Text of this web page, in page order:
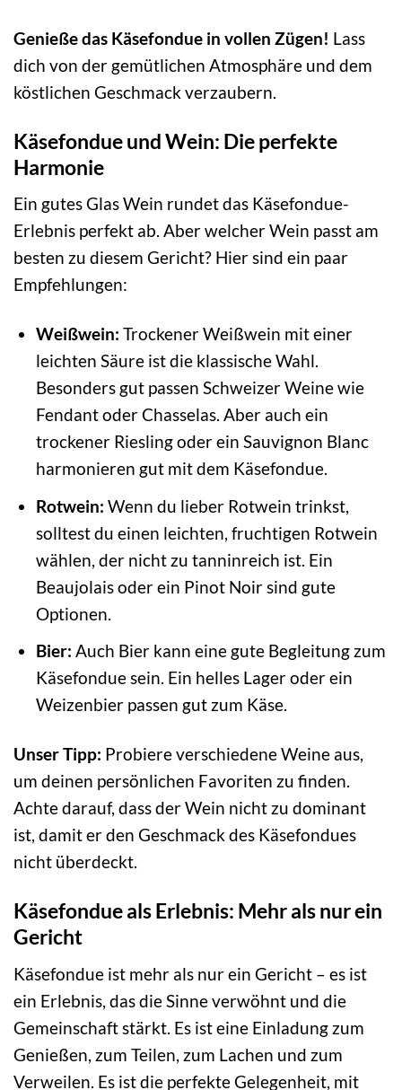
Genieße das Käsefondue in vollen Zügen! Lass
dich von der gemütlichen Atmosphäre und dem
köstlichen Geschmack verzaubern.
Käsefondue und Wein: Die perfekte
Harmonie
Ein gutes Glas Wein rundet das Käsefondue-
Erlebnis perfekt ab. Aber welcher Wein passt am
besten zu diesem Gericht? Hier sind ein paar
Empfehlungen:
Weißwein: Trockener Weißwein mit einer
leichten Säure ist die klassische Wahl.
Besonders gut passen Schweizer Weine wie
Fendant oder Chasselas. Aber auch ein
trockener Riesling oder ein Sauvignon Blanc
harmonieren gut mit dem Käsefondue.
Rotwein: Wenn du lieber Rotwein trinkst,
solltest du einen leichten, fruchtigen Rotwein
wählen, der nicht zu tanninreich ist. Ein
Beaujolais oder ein Pinot Noir sind gute
Optionen.
Bier: Auch Bier kann eine gute Begleitung zum
Käsefondue sein. Ein helles Lager oder ein
Weizenbier passen gut zum Käse.
Unser Tipp: Probiere verschiedene Weine aus,
um deinen persönlichen Favoriten zu finden.
Achte darauf, dass der Wein nicht zu dominant
ist, damit er den Geschmack des Käsefondues
nicht überdeckt.
Käsefondue als Erlebnis: Mehr als nur ein
Gericht
Käsefondue ist mehr als nur ein Gericht – es ist
ein Erlebnis, das die Sinne verwöhnt und die
Gemeinschaft stärkt. Es ist eine Einladung zum
Genießen, zum Teilen, zum Lachen und zum
Verweilen. Es ist die perfekte Gelegenheit, mit